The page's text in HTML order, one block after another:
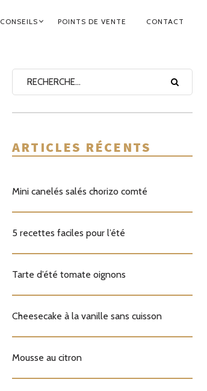
CONSEILS POINTS DE VENTE CONTACT
ARTICLES RÉCENTS
Mini canelés salés chorizo comté
5 recettes faciles pour l’été
Tarte d’été tomate oignons
Cheesecake à la vanille sans cuisson
Mousse au citron